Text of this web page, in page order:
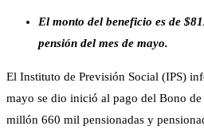
El monto del beneficio es de
pensión del mes de mayo.
El Instituto de Previsión Social (IPS)
mayo se dio inició al pago del Bono
millón 660 mil pensionadas y